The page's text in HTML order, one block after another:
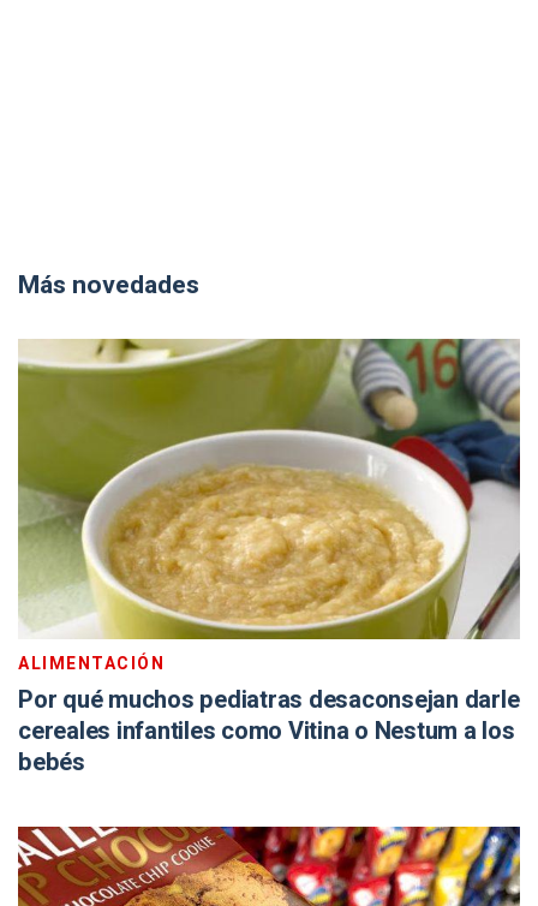
Más novedades
ALIMENTACIÓN
Por qué muchos pediatras desaconsejan darle
cereales infantiles como Vitina o Nestum a los
bebés